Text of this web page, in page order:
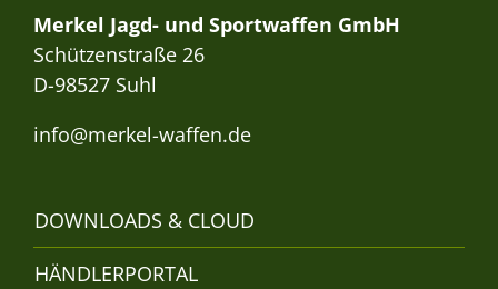
Merkel Jagd- und Sportwaffen GmbH
Schützenstraße 26
D-98527 Suhl
info@merkel-waffen.de
DOWNLOADS & CLOUD
HÄNDLERPORTAL